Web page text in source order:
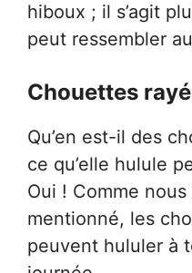
hiboux ; il s’agit
peut ressembler
Chouettes
Qu’en est-il des
ce qu’elle hulule
Oui ! Comme nous
mentionné, les
peuvent hululer à